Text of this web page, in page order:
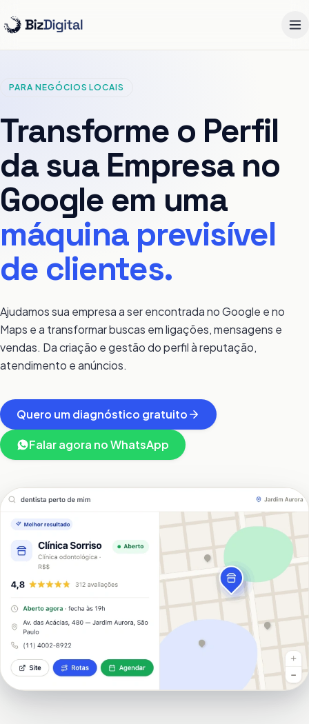
PARA NEGÓCIOS LOCAIS
Transforme o Perfil
da sua Empresa no
Google em uma
máquina previsível
de clientes.
Ajudamos sua empresa a ser encontrada no Google e no
Maps e a transformar buscas em ligações, mensagens e
vendas. Da criação e gestão do perfil à reputação,
atendimento e anúncios.
Quero um diagnóstico gratuito
Falar agora no WhatsApp